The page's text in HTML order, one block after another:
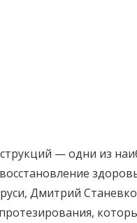
— одни из
Дмитрий